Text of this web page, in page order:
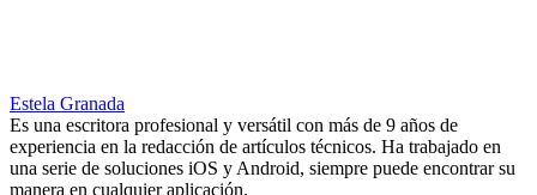
Estela Granada
Es una escritora profesional y versátil con más de 9 años de
experiencia en la redacción de artículos técnicos. Ha trabajado en
una serie de soluciones iOS y Android, siempre puede encontrar su
manera en cualquier aplicación.